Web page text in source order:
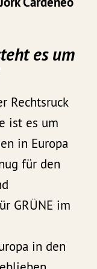
es um
Rechtsruck
ist es um
in Europa
für den
GRÜNE im
in den